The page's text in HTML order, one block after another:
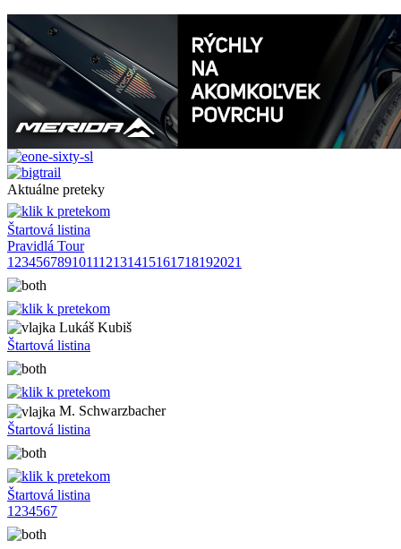
Aktuálne preteky
Štartová listina
Pravidlá Tour
1 23456789101112131415161718192021
Lukáš Kubiš
Štartová listina
M. Schwarzbacher
Štartová listina
Štartová listina
1 234567